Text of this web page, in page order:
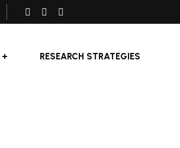
RESEARCH STRATEGIES